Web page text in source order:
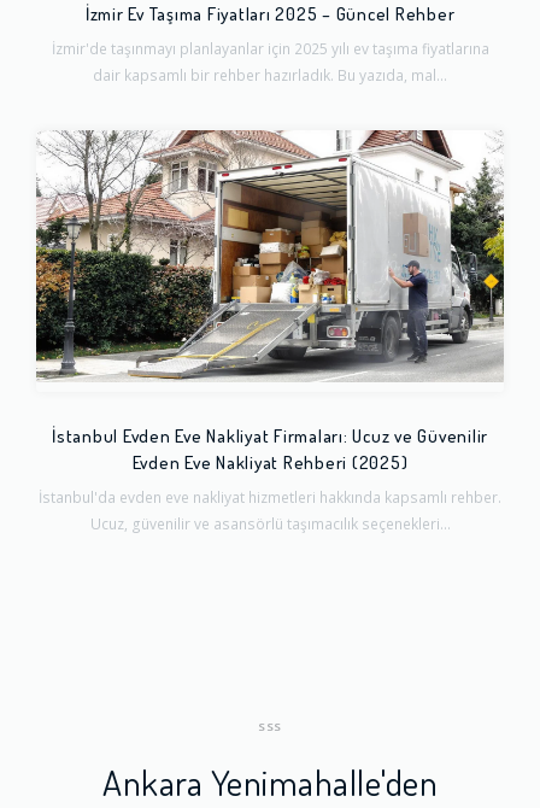
İzmir Ev Taşıma Fiyatları 2025 – Güncel Rehber
İzmir'de taşınmayı planlayanlar için 2025 yılı ev taşıma fiyatlarına
dair kapsamlı bir rehber hazırladık. Bu yazıda, mal...
İstanbul Evden Eve Nakliyat Firmaları: Ucuz ve Güvenilir
Evden Eve Nakliyat Rehberi (2025)
İstanbul'da evden eve nakliyat hizmetleri hakkında kapsamlı rehber.
Ucuz, güvenilir ve asansörlü taşımacılık seçenekleri...
SSS
Ankara Yenimahalle'den